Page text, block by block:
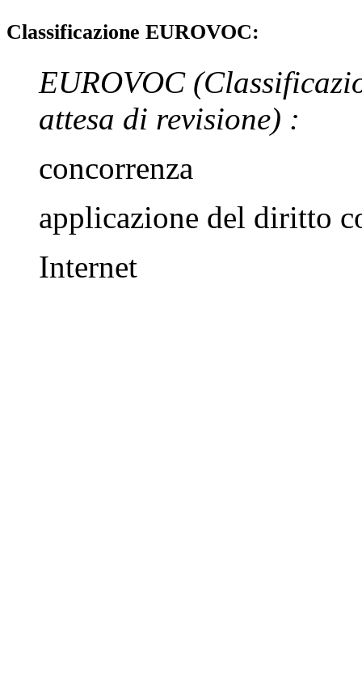
Classificazione EUROVOC:
EUROVOC
attesa di revisione) :
concorrenza
applicazione del diritto
Internet